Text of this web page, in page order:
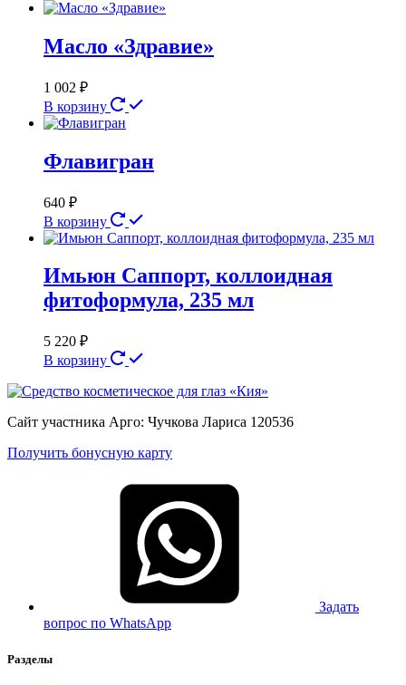
Масло «Здравие»
1 002 ₽
В корзину
Флавигран
640 ₽
В корзину
Имьюн Саппорт, коллоидная
фитоформула, 235 мл
5 220 ₽
В корзину
Сайт участника Арго: Чучкова Лариса 120536
Получить бонусную карту
Задать
вопрос по WhatsApp
Разделы